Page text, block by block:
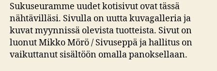
Sukuseuramme uudet kotisivut ovat tässä
nähtävilläsi. Sivulla on uutta kuvagalleria ja
kuvat myynnissä olevista tuotteista. Sivut on
luonut Mikko Mörö / Sivuseppä ja hallitus on
vaikuttanut sisältöön omalla panoksellaan.